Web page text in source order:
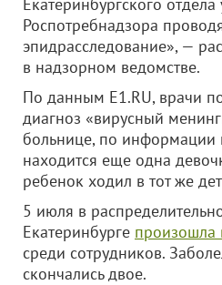
Роспотребнадзора
эпидрасследование», —
в надзорном ведомстве.
По данным E1.RU, врачи
диагноз «вирусный
больнице, по информации
находится еще одна
ребенок ходил в тот же
5 июля в
Екатеринбурге произошла
среди сотрудников.
скончались двое.